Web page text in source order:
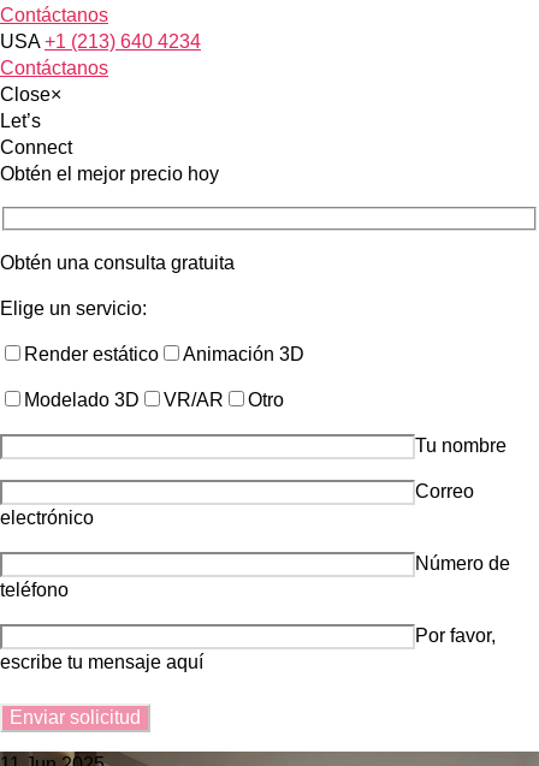
Contáctanos
USA +1 (213) 640 4234
Contáctanos
Close×
Let’s
Connect
Obtén el mejor precio hoy
Obtén una consulta gratuita
Elige un servicio:
Render estático Animación 3D
Modelado 3D VR/AR Otro
Tu nombre
Correo
electrónico
Número de
teléfono
Por favor,
escribe tu mensaje aquí